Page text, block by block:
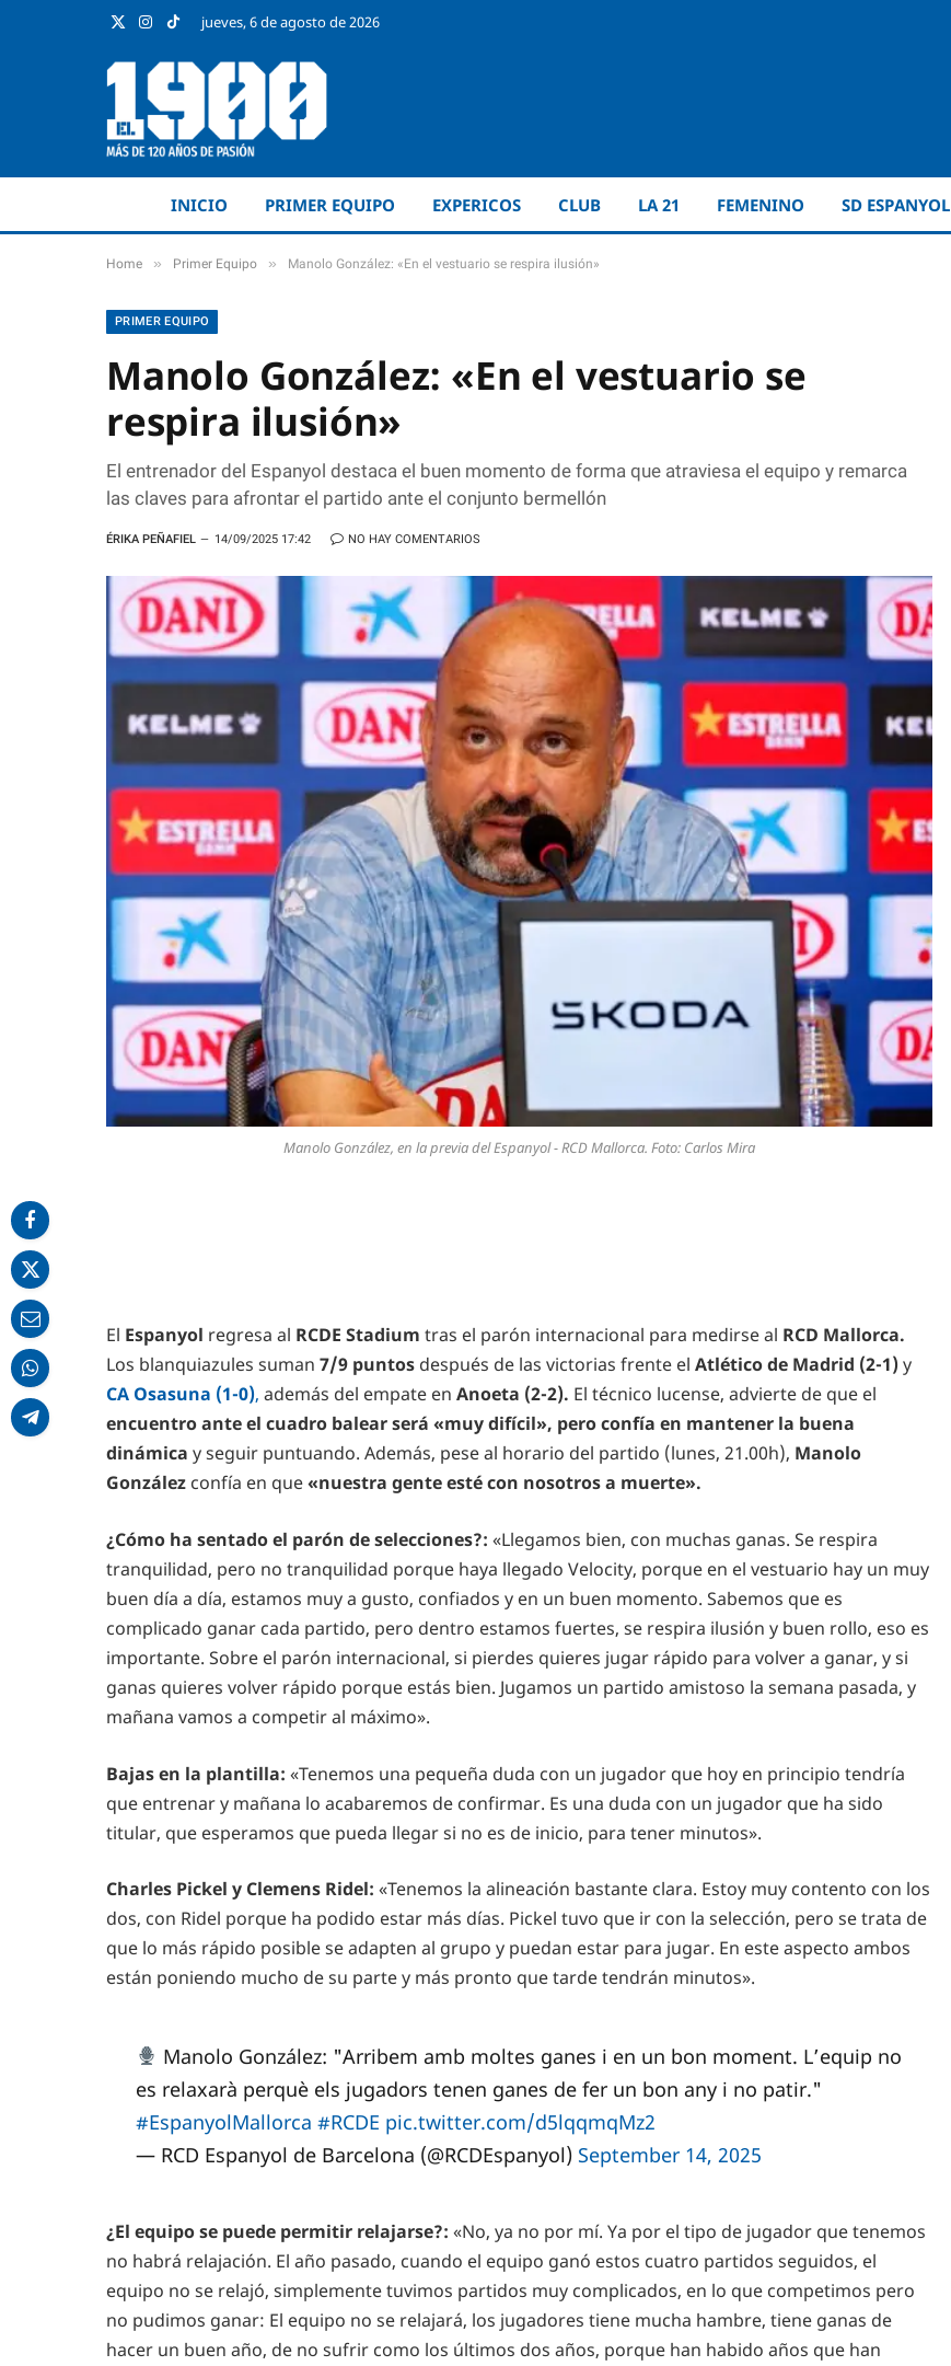
X
Instagram
TikTokjueves, 6 de agosto de 2026
INICIO PRIMER EQUIPO EXPERICOS CLUB LA 21 FEMENINO SD ESPANYOL
Home » Primer Equipo » Manolo González: «En el vestuario se respira ilusión»
PRIMER EQUIPO
Manolo González: «En el vestuario se
respira ilusión»
El entrenador del Espanyol destaca el buen momento de forma que atraviesa el equipo y remarca
las claves para afrontar el partido ante el conjunto bermellón
ÉRIKA PEÑAFIEL 14/09/2025 17:42 NO HAY COMENTARIOS
Manolo González, en la previa del Espanyol - RCD Mallorca. Foto: Carlos Mira
El Espanyol regresa al RCDE Stadium tras el parón internacional para medirse al RCD Mallorca.
Los blanquiazules suman 7/9 puntos después de las victorias frente el Atlético de Madrid (2-1) y
CA Osasuna (1-0), además del empate en Anoeta (2-2). El técnico lucense, advierte de que el
encuentro ante el cuadro balear será «muy difícil», pero confía en mantener la buena
dinámica y seguir puntuando. Además, pese al horario del partido (lunes, 21.00h), Manolo
González confía en que«nuestra gente esté con nosotros a muerte».
¿Cómo ha sentado el parón de selecciones?: «Llegamos bien, con muchas ganas. Se respira
tranquilidad, pero no tranquilidad porque haya llegado Velocity, porque en el vestuario hay un muy
buen día a día, estamos muy a gusto, confiados y en un buen momento. Sabemos que es
complicado ganar cada partido, pero dentro estamos fuertes, se respira ilusión y buen rollo, eso es
importante. Sobre el parón internacional, si pierdes quieres jugar rápido para volver a ganar, y si
ganas quieres volver rápido porque estás bien. Jugamos un partido amistoso la semana pasada, y
mañana vamos a competir al máximo».
Bajas en la plantilla: «Tenemos una pequeña duda con un jugador que hoy en principio tendría
que entrenar y mañana lo acabaremos de confirmar. Es una duda con un jugador que ha sido
titular, que esperamos que pueda llegar si no es de inicio, para tener minutos».
Charles Pickel y Clemens Ridel: «Tenemos la alineación bastante clara. Estoy muy contento con los
dos, con Ridel porque ha podido estar más días. Pickel tuvo que ir con la selección, pero se trata de
que lo más rápido posible se adapten al grupo y puedan estar para jugar. En este aspecto ambos
están poniendo mucho de su parte y más pronto que tarde tendrán minutos».
Manolo González: "Arribem amb moltes ganes i en un bon moment. L’equip no
es relaxarà perquè els jugadors tenen ganes de fer un bon any i no patir."
#EspanyolMallorca #RCDE pic.twitter.com/d5lqqmqMz2
— RCD Espanyol de Barcelona (@RCDEspanyol) September 14, 2025
¿El equipo se puede permitir relajarse?: «No, ya no por mí. Ya por el tipo de jugador que tenemos
no habrá relajación. El año pasado, cuando el equipo ganó estos cuatro partidos seguidos, el
equipo no se relajó, simplemente tuvimos partidos muy complicados, en lo que competimos pero
no pudimos ganar: El equipo no se relajará, los jugadores tiene mucha hambre, tiene ganas de
hacer un buen año, de no sufrir como los últimos dos años, porque han habido años que han